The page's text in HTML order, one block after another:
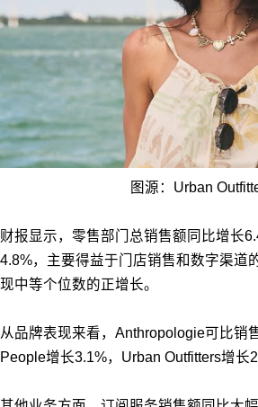
图源：Urban
财报显示，零售部门总销售额同比增长
4.8%，主要得益于门店销售和数字渠道
现中等个位数的正增长。
从品牌表现来看，Anthropologie可比销
People增长3.1%，Urban Outfitters增长